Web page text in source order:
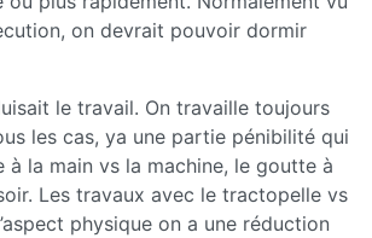
on devrait pouvoir dormir
le travail. On travaille toujours
les cas, ya une partie pénibilité qui
à la main vs la machine, le goutte à
Les travaux avec le tractopelle vs
physique on a une réduction